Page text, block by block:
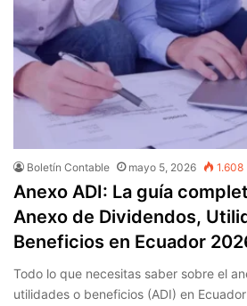
Boletín Contable mayo 5, 2026 1.608
Anexo ADI: La guía
Anexo de Dividendos,
Beneficios en Ecuador
Todo lo que necesitas saber sobre el
utilidades o beneficios (ADI) en